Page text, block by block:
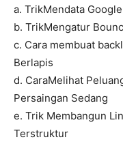
a. TrikMendata
b. TrikMengatur
c. Cara membuat
Berlapis
d. CaraMelihat
Persaingan Sedang
e. Trik Membangun
Terstruktur